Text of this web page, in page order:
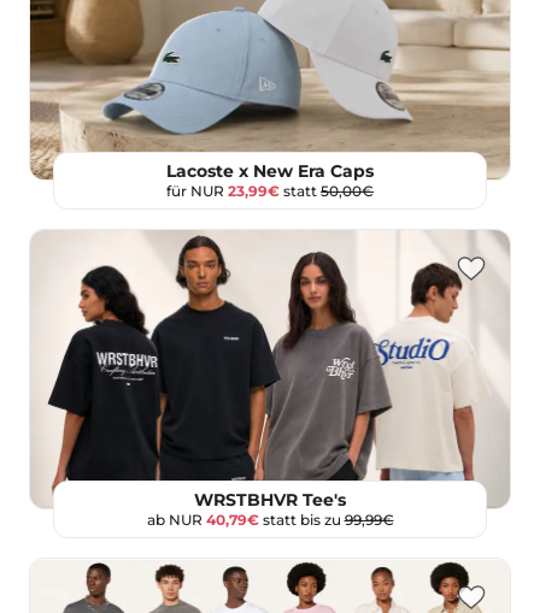
Lacoste x New Era Caps
für NUR 23,99€ statt 50,00€
WRSTBHVR Tee's
ab NUR 40,79€statt bis zu99,99€